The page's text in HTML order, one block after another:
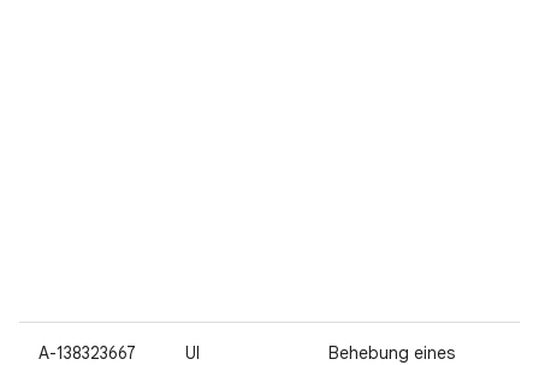
A-138323667 UI
Behebung eines